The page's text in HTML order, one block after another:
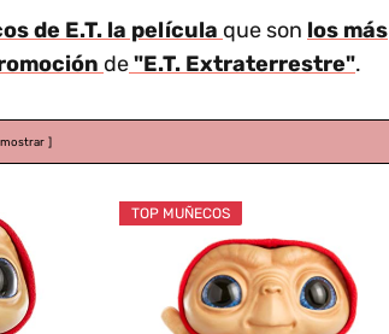
de E.T. la película que son los más
de"E.T. Extraterrestre".
mostrar
TOP MUÑECOS